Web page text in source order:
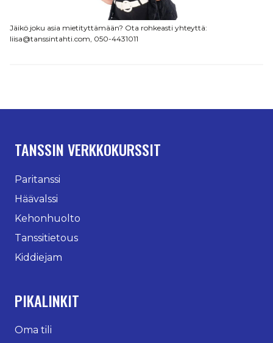
Jäikö joku asia mietityttämään? Ota rohkeasti yhteyttä:
liisa@tanssintahti.com, 050-4431011
TANSSIN VERKKOKURSSIT
Paritanssi
Häävalssi
Kehonhuolto
Tanssitietous
Kiddiejam
PIKALINKIT
Oma tili